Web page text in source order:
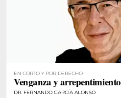
EN CORTO Y POR DERECHO
Venganza y arrepentimiento
DR. FERNANDO GARCÍA ALONSO